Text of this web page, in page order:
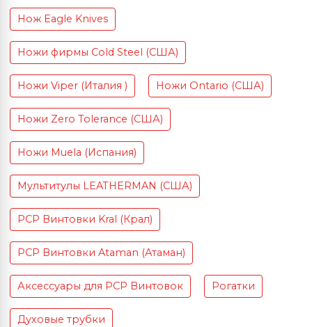
Нож Eagle Knives
Ножи фирмы Cold Steel (США)
Ножи Viper (Италия ) Ножи Ontario (США)
Ножи Zero Tolerance (США)
Ножи Muela (Испания)
Мультитулы LEATHERMAN (США)
PCP Винтовки Kral (Крал)
PCP Винтовки Ataman (Атаман)
Аксессуары для PCP Винтовок Рогатки
Духовые трубки